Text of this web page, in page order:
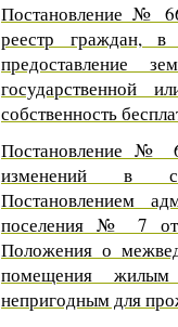
Постановление №
реестр граждан,
предоставление
государственной
собственность
Постановление №
изменений в
Постановлением
поселения № 7 от
Положения о
помещения
непригодным для